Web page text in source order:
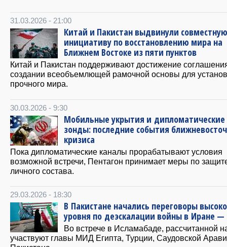
31.03.2026 - 21:00
Китай и Пакистан выдвинули совместную
инициативу по восстановлению мира на
Ближнем Востоке из пяти пунктов
Китай и Пакистан поддерживают достижение
создании всеобъемлющей рамочной основы для
прочного мира.
30.03.2026 - 9:30
Мобильные укрытия и дипломатические
зонды: последние события
кризиса
Пока дипломатические каналы прорабатывают условия
возможной встречи, Пентагон принимает меры по
личного состава.
29.03.2026 - 18:30
В Пакистане начались переговоры
уровня по деэскалации войны в Иране —
Во встрече в Исламабаде, рассчитанной
участвуют главы МИД Египта, Турции, Саудовской